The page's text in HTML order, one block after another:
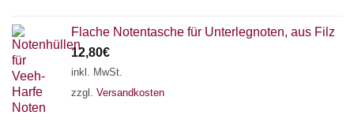
Flache Notentasche für Unterlegnoten, aus Filz
12,80€
inkl. MwSt.
zzgl. Versandkosten